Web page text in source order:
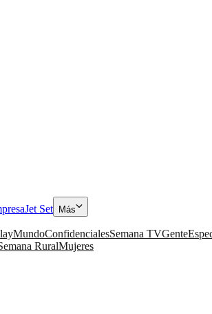
Jet Set Más
MundoConfidencialesSemana TVGente
RuralMujeres